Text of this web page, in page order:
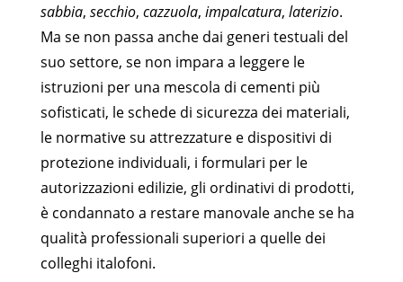
sabbia, secchio, cazzuola, impalcatura, laterizio.
Ma se non passa anche dai generi testuali del
suo settore, se non impara a leggere le
istruzioni per una mescola di cementi più
sofisticati, le schede di sicurezza dei materiali,
le normative su attrezzature e dispositivi di
protezione individuali, i formulari per le
autorizzazioni edilizie, gli ordinativi di prodotti,
è condannato a restare manovale anche se ha
qualità professionali superiori a quelle dei
colleghi italofoni.